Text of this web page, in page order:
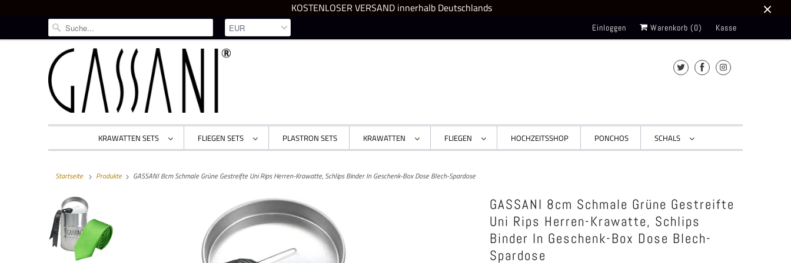
KOSTENLOSER VERSAND innerhalb Deutschlands
Einloggen Warenkorb (0) Kasse
KRAWATTEN SETS FLIEGEN SETS PLASTRON SETS KRAWATTEN FLIEGEN HOCHZEITSSHOP PONCHOS SCHALS
Startseite Produkte GASSANI 8cm Schmale Grüne Gestreifte Uni Rips Herren-Krawatte, Schlips Binder In Geschenk-Box Dose Blech-Spardose
GASSANI 8cm Schmale Grüne Gestreifte
Uni Rips Herren-Krawatte, Schlips
Binder In Geschenk-Box Dose Blech-
Spardose